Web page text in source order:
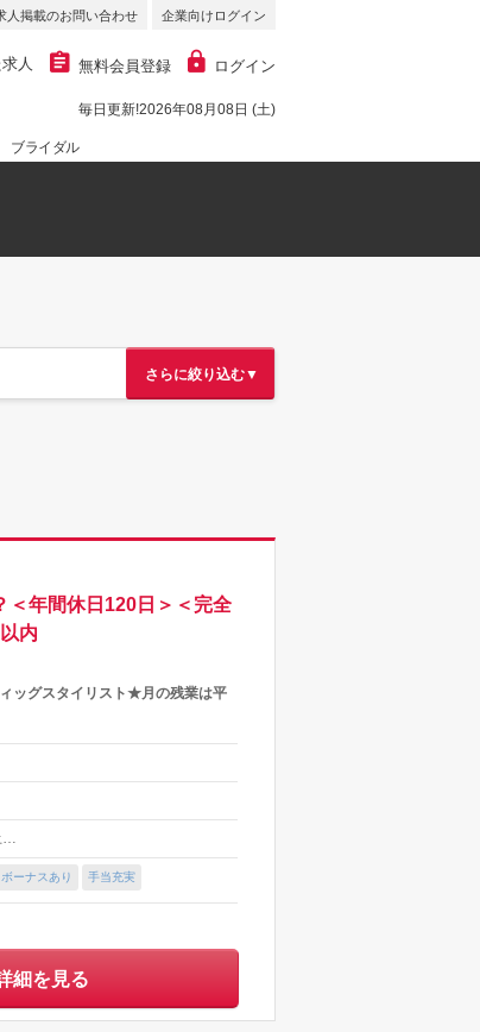
人掲載のお問い合わせ 企業向けログイン
人 無料会員登録 ログイン
毎日更新!2026年08月08日 (土)
ブライダル
さらに絞り込む▼
年間休日120日＞＜完全
内
ッグスタイリスト★月の残業は平
…
ーナスあり 手当充実
細を見る